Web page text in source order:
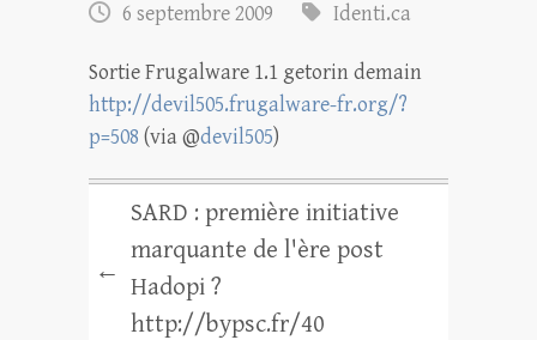
6 septembre 2009
Identi.ca
Sortie Frugalware 1.1 getorin demain
http://devil505.frugalware-fr.org/?
p=508 (via @devil505)
←
SARD : première initiative
marquante de l'ère post
Hadopi ?
http://bypsc.fr/40